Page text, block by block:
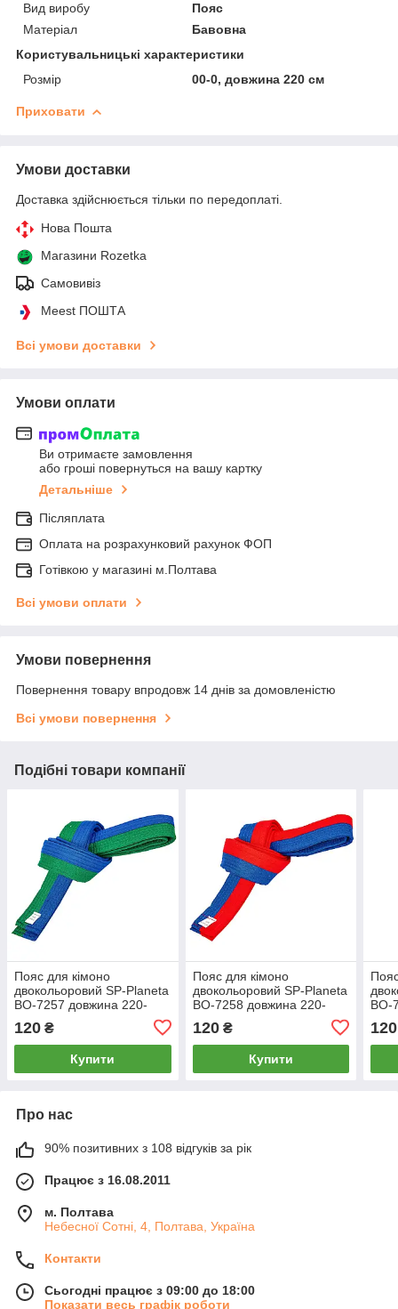
Вид виробу
Пояс
Матеріал
Бавовна
Користувальницькі характеристики
Розмір
00-0, довжина 220 см
Приховати
Умови доставки
Доставка здійснюється тільки по передоплаті.
Нова Пошта
Магазини Rozetka
Самовивіз
Meest ПОШТА
Всі умови доставки
Умови оплати
Ви отримаєте замовлення
або гроші повернуться на вашу картку
Детальніше
Післяплата
Оплата на розрахунковий рахунок ФОП
Готівкою у магазині м.Полтава
Всі умови оплати
Умови повернення
Повернення товару впродовж 14 днів за домовленістю
Всі умови повернення
Подібні товари компанії
Пояс для кімоно
двокольоровий SP-Planeta
BO-7257 довжина 220-
120 ₴
Купити
Пояс для кімоно
двокольоровий SP-Planeta
BO-7258 довжина 220-
120₴
Купити
BO-
120
Про нас
90% позитивних з 108 відгуків за рік
Працює з 16.08.2011
м. Полтава
Небесної Сотні, 4, Полтава, Україна
Контакти
Сьогодні працює з 09:00 до 18:00
Показати весь графік роботи